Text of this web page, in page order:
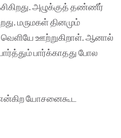
அழுக்குத் தண்ணீர்
மருமகள் தினமும்
ஊற்றுகிறாள். ஆனால்
பார்க்காதது போல
யோசனைகூட